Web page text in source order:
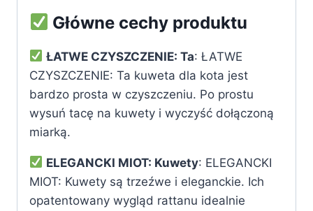
Główne cechy produktu
ŁATWE CZYSZCZENIE: Ta: ŁATWE
CZYSZCZENIE: Ta kuweta dla kota jest
bardzo prosta w czyszczeniu. Po prostu
wysuń tacę na kuwety i wyczyść dołączoną
miarką.
ELEGANCKI MIOT: Kuwety: ELEGANCKI
MIOT: Kuwety są trzeźwe i eleganckie. Ich
opatentowany wygląd rattanu idealnie